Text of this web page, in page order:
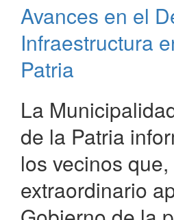
Mejora
la
Conectividad
la
Cazadores
Correntinos
Avances en el
Infraestructura
Patria
La
de la Patria
los vecinos
extraordinario